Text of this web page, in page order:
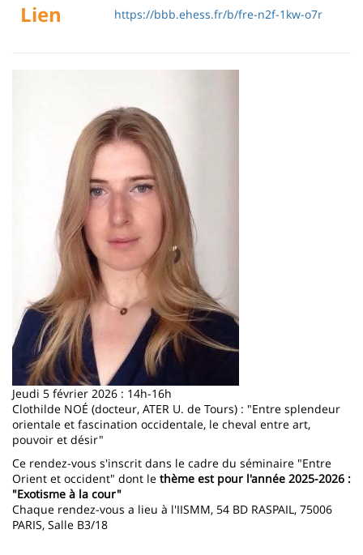
Lien https://bbb.ehess.fr/b/fre-n2f-1kw-o7r
Jeudi 5 février 2026 : 14h-16h
Clothilde NOÉ (docteur, ATER U. de Tours) : "Entre splendeur
orientale et fascination occidentale, le cheval entre art,
pouvoir et désir"
Ce rendez-vous s'inscrit dans le cadre du séminaire "Entre
Orient et occident" dont le thème est pour l'année 2025-2026 :
"Exotisme à la cour"
Chaque rendez-vous a lieu à l'IISMM, 54 BD RASPAIL, 75006
PARIS, Salle B3/18